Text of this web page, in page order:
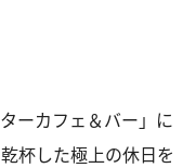
ーカフェ＆バー」に
杯した極上の休日を